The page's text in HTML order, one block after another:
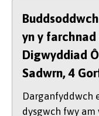
yn y
Digwyddiad
Sadwrn, 4
Darganfyddwch
dysgwch fwy am